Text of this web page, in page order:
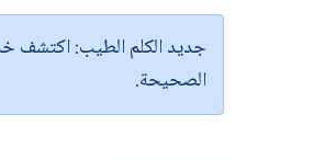
جديد الكلم الطيب:اكتشف
الصحيحة.